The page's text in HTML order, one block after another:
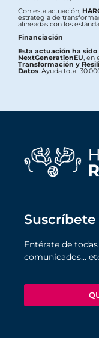
Con esta actuación,
estrategia de
alineadas con los
Financiación
Esta actuación ha
NextGenerationEU ,
Transformación y
Datos . Ayuda total
Entérate de
comunicados…